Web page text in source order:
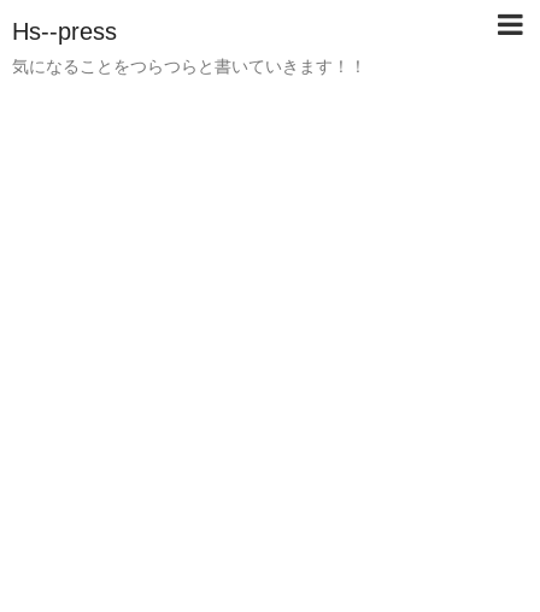
Hs--press
気になることをつらつらと書いていきます！！